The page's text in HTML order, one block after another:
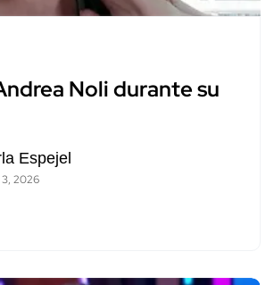
Noli durante su
Espejel
2026